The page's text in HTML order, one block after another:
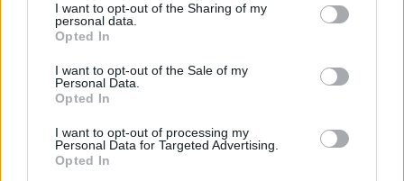
I want to opt-out of the Sharing of my
personal data.
Opted In
I want to opt-out of the Sale of my
Personal Data.
Opted In
I want to opt-out of processing my
Personal Data for Targeted Advertising.
Opted In
18:50, 24 Μαΐου 2022
Εγκρίθηκε η προκαταβολή από
14:19, 09 Αυγούστου 2021